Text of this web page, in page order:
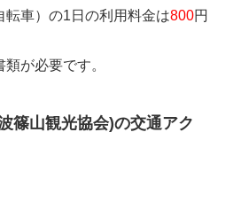
転車）の1日の利用料金は800円
が必要です。
篠山観光協会)の交通アク